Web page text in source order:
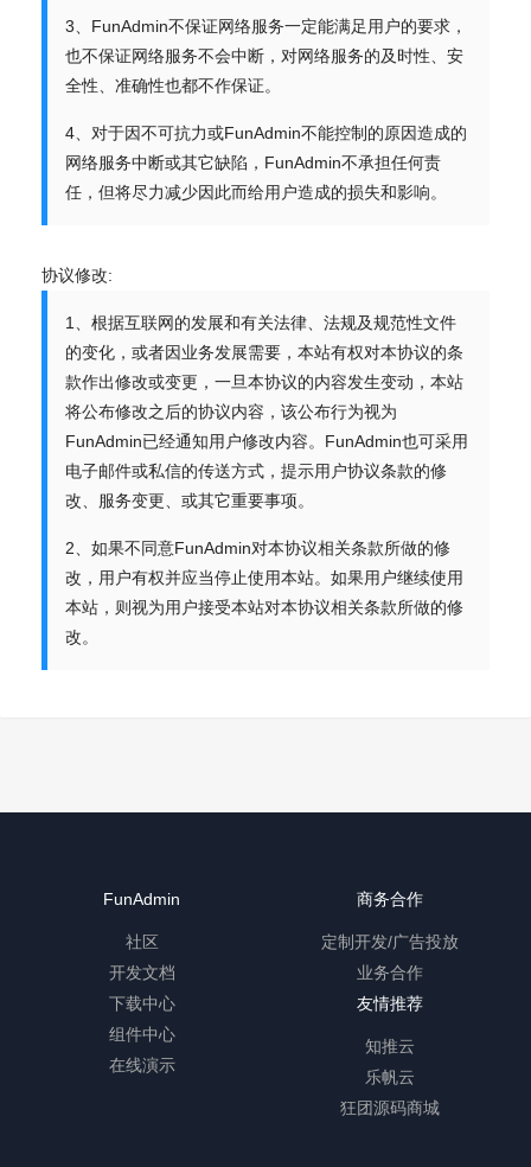
3、FunAdmin不保证网络服务一定能满足用户的要求，
也不保证网络服务不会中断，对网络服务的及时性、安
全性、准确性也都不作保证。
4、对于因不可抗力或FunAdmin不能控制的原因造成的
网络服务中断或其它缺陷，FunAdmin不承担任何责
任，但将尽力减少因此而给用户造成的损失和影响。
协议修改:
1、根据互联网的发展和有关法律、法规及规范性文件
的变化，或者因业务发展需要，本站有权对本协议的条
款作出修改或变更，一旦本协议的内容发生变动，本站
将公布修改之后的协议内容，该公布行为视为
FunAdmin已经通知用户修改内容。FunAdmin也可采用
电子邮件或私信的传送方式，提示用户协议条款的修
改、服务变更、或其它重要事项。
2、如果不同意FunAdmin对本协议相关条款所做的修
改，用户有权并应当停止使用本站。如果用户继续使用
本站，则视为用户接受本站对本协议相关条款所做的修
改。
FunAdmin
社区
开发文档
下载中心
组件中心
在线演示
商务合作
定制开发/广告投放
业务合作
友情推荐
知推云
乐帆云
狂团源码商城